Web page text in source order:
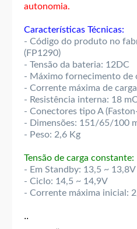
autonomia.
Características Técnicas:
- Código do produto no
(FP1290)
- Tensão da bateria: 12DC
- Máximo fornecimento de
- Corrente máxima de
- Resistência interna: 18
- Conectores tipo A
- Dimensões: 151/65/100
- Peso: 2,6 Kg
Tensão de carga constante:
- Em Standby: 13,5 ~ 13,8V
- Ciclo: 14,5 ~ 14,9V
- Corrente máxima inicial:
..